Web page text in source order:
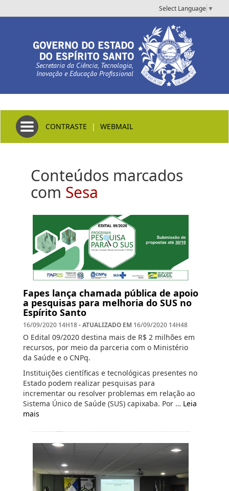
Select Language ▼
Secretaria da Ciência, Tecnologia,
Inovação e Educação Profissional
Toggle navigation
CONTRASTE | WEBMAIL
Conteúdos marcados
com Sesa
Fapes lança chamada pública de apoio
a pesquisas para melhoria do SUS no
Espírito Santo
16/09/2020 14H18- ATUALIZADO EM 16/09/2020 14H48
O Edital 09/2020 destina mais de R$ 2 milhões em
recursos, por meio da parceria com o Ministério
da Saúde e o CNPq.
Instituições científicas e tecnológicas presentes no
Estado podem realizar pesquisas para
incrementar ou resolver problemas em relação ao
Sistema Único de Saúde (SUS) capixaba. Por … Leia
mais